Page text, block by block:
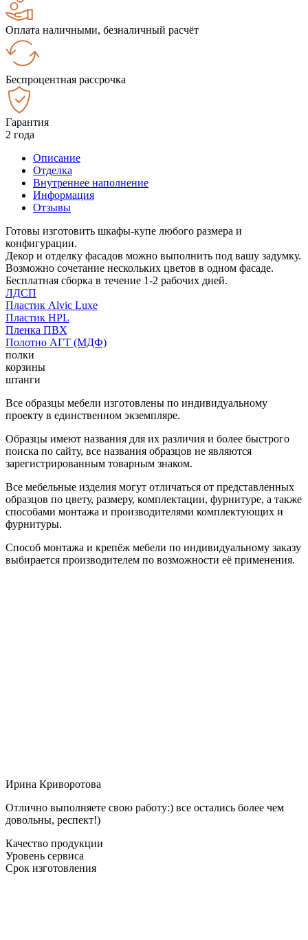
Оплата наличными, безналичный расчёт
Беспроцентная рассрочка
Гарантия
2 года
Описание
Отделка
Внутреннее наполнение
Информация
Отзывы
Готовы изготовить шкафы-купе любого размера и
конфигурации.
Декор и отделку фасадов можно выполнить под вашу задумку.
Возможно сочетание нескольких цветов в одном фасаде.
Бесплатная сборка в течение 1-2 рабочих дней.
ЛДСП
Пластик Alvic Luxe
Пластик HPL
Пленка ПВХ
Полотно АГТ (МДФ)
полки
корзины
штанги
Все образцы мебели изготовлены по индивидуальному
проекту в единственном экземпляре.
Образцы имеют названия для их различия и более быстрого
поиска по сайту, все названия образцов не являются
зарегистрированным товарным знаком.
Все мебельные изделия могут отличаться от представленных
образцов по цвету, размеру, комплектации, фурнитуре, а также
способами монтажа и производителями комплектующих и
фурнитуры.
Способ монтажа и крепёж мебели по индивидуальному заказу
выбирается производителем по возможности её применения.
Ирина Криворотова
Отлично выполняете свою работу:) все остались более чем
довольны, респект!)
Качество продукции
Уровень сервиса
Срок изготовления